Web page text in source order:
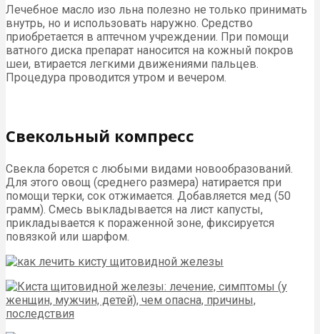
Лечебное масло изо льна полезно не только принимать
внутрь, но и использовать наружно. Средство
приобретается в аптечном учреждении. При помощи
ватного диска препарат наносится на кожный покров
шеи, втирается легкими движениями пальцев.
Процедура проводится утром и вечером.
Свекольный компресс
Свекла борется с любыми видами новообразований.
Для этого овощ (среднего размера) натирается при
помощи терки, сок отжимается. Добавляется мед (50
грамм). Смесь выкладывается на лист капусты,
прикладывается к пораженной зоне, фиксируется
повязкой или шарфом.